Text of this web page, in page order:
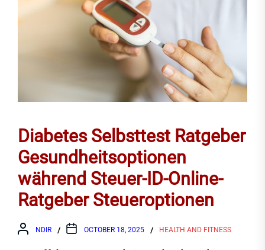
Diabetes Selbsttest Ratgeber
Gesundheitsoptionen
während Steuer-ID-Online-
Ratgeber Steueroptionen
NDIR OCTOBER 18, 2025 HEALTH AND FITNESS